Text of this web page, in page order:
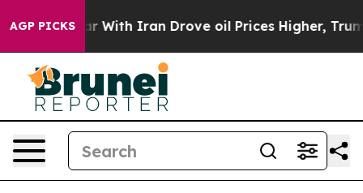
AGP PICKS
Iran Drove oil Prices Higher, Trump Gave